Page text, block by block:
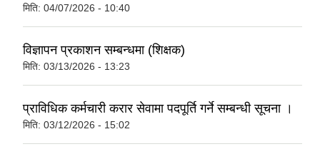
मिति: 04/07/2026 - 10:40
विज्ञापन प्रकाशन सम्बन्धमा (शिक्षक)
मिति: 03/13/2026 - 13:23
प्राविधिक कर्मचारी करार सेवामा पदपूर्ति गर्ने सम्बन्धी सूचना ।
मिति: 03/12/2026 - 15:02